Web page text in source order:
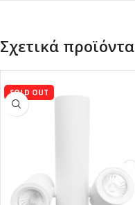
Σχετικά προϊόντα
SOLD OUT